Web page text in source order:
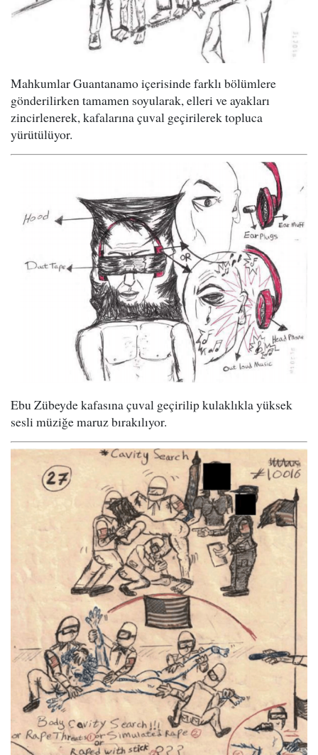
Mahkumlar Guantanamo içerisinde farklı bölümlere
gönderilirken tamamen soyularak, elleri ve ayakları
zincirlenerek, kafalarına çuval geçirilerek topluca
yürütülüyor.
Ebu Zübeyde kafasına çuval geçirilip kulaklıkla yüksek
sesli müziğe maruz bırakılıyor.